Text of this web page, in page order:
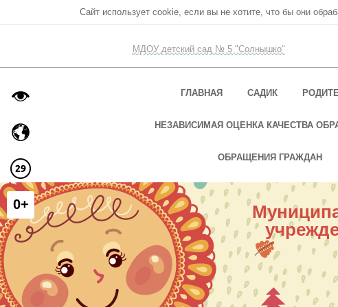
Сайт использует cookie, если вы не хотите, что бы они
МДОУ детский сад № 5 "Солнышко"
ГЛАВНАЯ САДИК
НЕЗАВИСИМАЯ ОЦЕНКА КАЧЕСТВА
ОБРАЩЕНИЯ ГРАЖДАН
0+